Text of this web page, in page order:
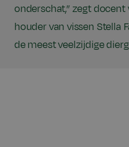
onderschat,” zegt
houder van vissen Stella
de meest veelzijdige